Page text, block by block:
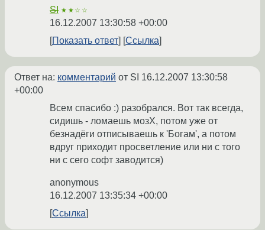
SI ★★☆☆
16.12.2007 13:30:58 +00:00
Показать ответ
Ссылка
Ответ на: комментарий от SI 16.12.2007 13:30:58
+00:00
Всем спасибо :) разобрался. Вот так всегда,
сидишь - ломаешь мозХ, потом уже от
безнадёги отписываешь к 'Богам', а потом
вдруг приходит просветление или ни с того
ни с сего софт заводится)
anonymous
16.12.2007 13:35:34 +00:00
Ссылка